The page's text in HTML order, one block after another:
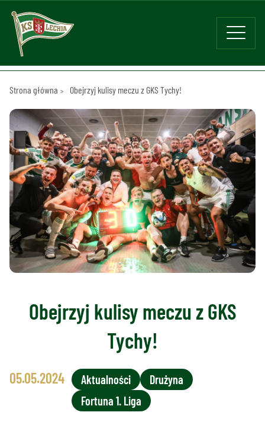
Strona główna Obejrzyj kulisy meczu z GKS Tychy!
Obejrzyj kulisy meczu z GKS
Tychy!
05.05.2024 Aktualności
Drużyna
Fortuna 1. Liga